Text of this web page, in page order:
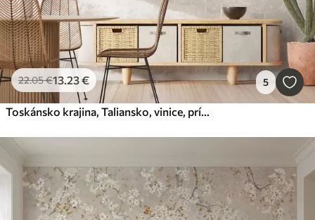
22.05€13.23€ 5
Toskánsko krajina, Taliansko, vinice, príroda, starý hrad, béžové farby